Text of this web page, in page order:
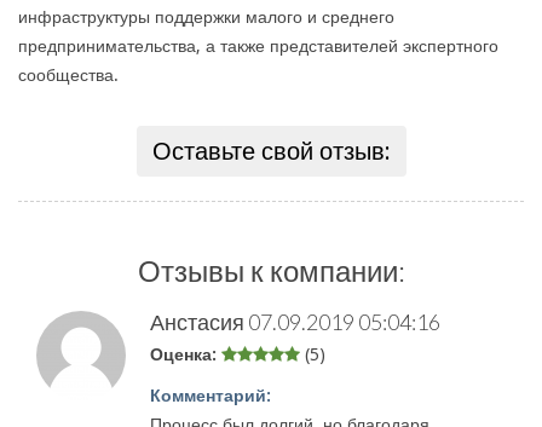
инфраструктуры поддержки малого и среднего
предпринимательства, а также представителей экспертного
сообщества.
Оставьте свой отзыв:
Отзывы к компании:
Анстасия 07.09.2019 05:04:16
Оценка: (5)
Комментарий: